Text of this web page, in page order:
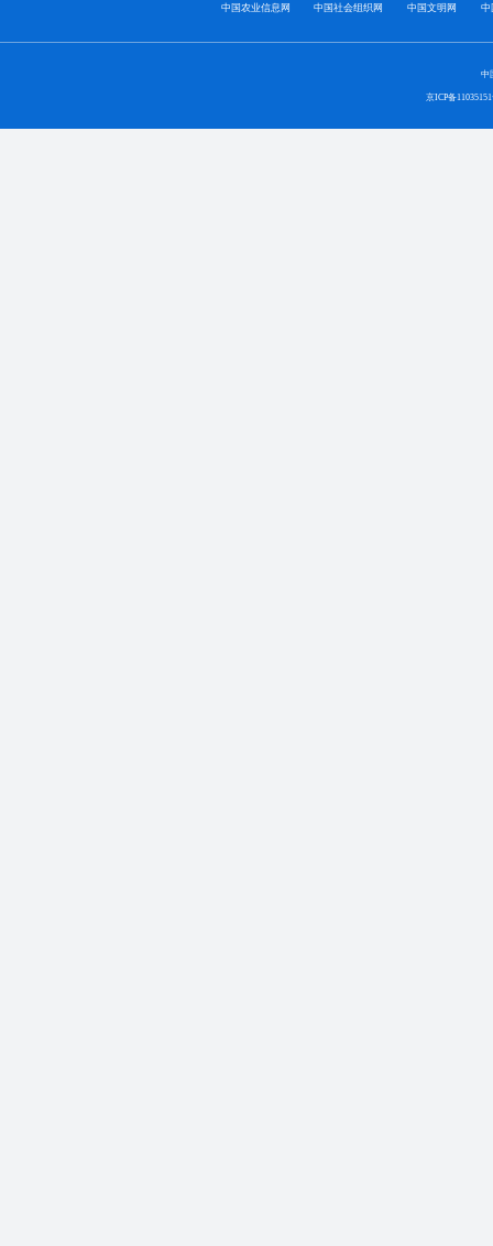
中国农业信息网 中国社会组织网 中国文明网 中
中
京ICP备